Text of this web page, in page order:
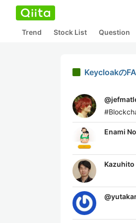
Trend Stock List Question
Keycloakの
@
Enami
Kazuhito
@